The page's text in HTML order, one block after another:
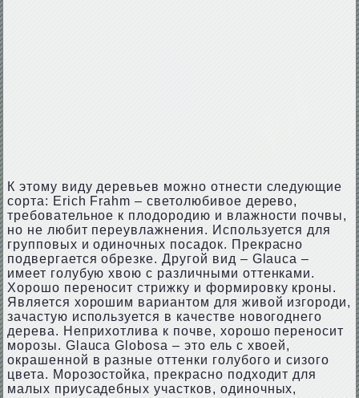
К этому виду деревьев можно отнести следующие
сорта: Erich Frahm – светолюбивое дерево,
требовательное к плодородию и влажности почвы,
но не любит переувлажнения. Используется для
групповых и одиночных посадок. Прекрасно
подвергается обрезке. Другой вид – Glauca –
имеет голубую хвою с различными оттенками.
Хорошо переносит стрижку и формировку кроны.
Является хорошим вариантом для живой изгороди,
зачастую используется в качестве новогоднего
дерева. Неприхотлива к почве, хорошо переносит
морозы. Glauca Globosa – это ель с хвоей,
окрашенной в разные оттенки голубого и сизого
цвета. Морозостойка, прекрасно подходит для
малых приусадебных участков, одиночных,